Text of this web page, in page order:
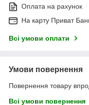
Оплата на рахунок
На карту Приват
Всі умови оплати
Умови повернення
Повернення товару
Всі умови повернення